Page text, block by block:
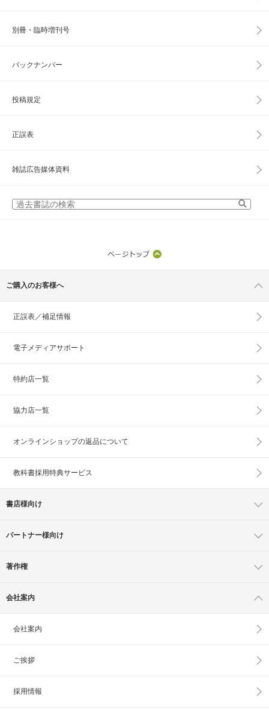
別冊・臨時増刊号
バックナンバー
投稿規定
正誤表
雑誌広告媒体資料
ご購入のお客様へ
正誤表／補足情報
電子メディアサポート
特約店一覧
協力店一覧
オンラインショップの返品について
教科書採用特典サービス
書店様向け
パートナー様向け
著作権
会社案内
会社案内
ご挨拶
採用情報